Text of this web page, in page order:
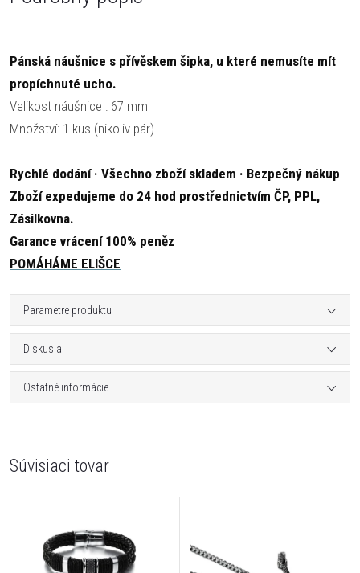
Pánská náušnice s přívěskem šipka, u které nemusíte mít
propíchnuté ucho.
Velikost náušnice : 67 mm
Množství: 1 kus (nikoliv pár)
Rychlé dodání · Všechno zboží skladem · Bezpečný nákup
Zboží expedujeme do 24 hod prostřednictvím ČP, PPL,
Zásilkovna.
Garance vrácení 100% peněz
POMÁHÁME ELIŠCE
Parametre produktu
Diskusia
Ostatné informácie
Súvisiaci tovar